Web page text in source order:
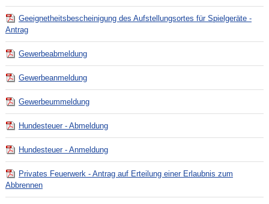
Geeignetheitsbescheinigung des Aufstellungsortes für Spielgeräte -
Antrag
Gewerbeabmeldung
Gewerbeanmeldung
Gewerbeummeldung
Hundesteuer - Abmeldung
Hundesteuer - Anmeldung
Privates Feuerwerk - Antrag auf Erteilung einer Erlaubnis zum
Abbrennen